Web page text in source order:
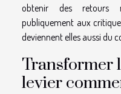
obtenir des retours
publiquement aux
deviennent elles aussi du
Transformer
levier